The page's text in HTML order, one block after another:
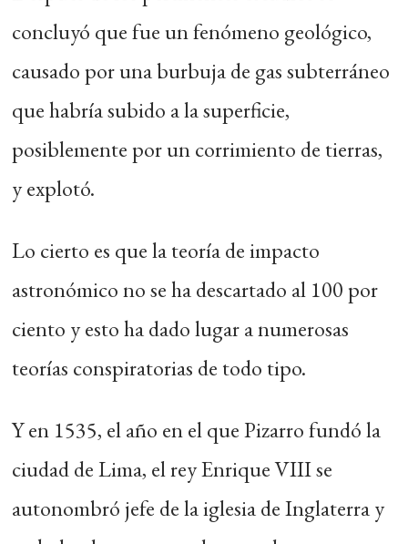
concluyó que fue un fenómeno geológico,
causado por una burbuja de gas subterráneo
que habría subido a la superficie,
posiblemente por un corrimiento de tierras,
y explotó.
Lo cierto es que la teoría de impacto
astronómico no se ha descartado al 100 por
ciento y esto ha dado lugar a numerosas
teorías conspiratorias de todo tipo.
Y en 1535, el año en el que Pizarro fundó la
ciudad de Lima, el rey Enrique VIII se
autonombró jefe de la iglesia de Inglaterra y